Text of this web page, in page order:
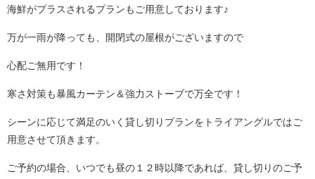
海鮮がプラスされるプランもご用意しております♪
万が一雨が降っても、開閉式の屋根がございますので
心配ご無用です！
寒さ対策も暴風カーテン＆強力ストーブで万全です！
シーンに応じて満足のいく貸し切りプランをトライアングルではご
用意させて頂きます。
ご予約の場合、いつでも昼の１２時以降であれば、貸し切りのご予